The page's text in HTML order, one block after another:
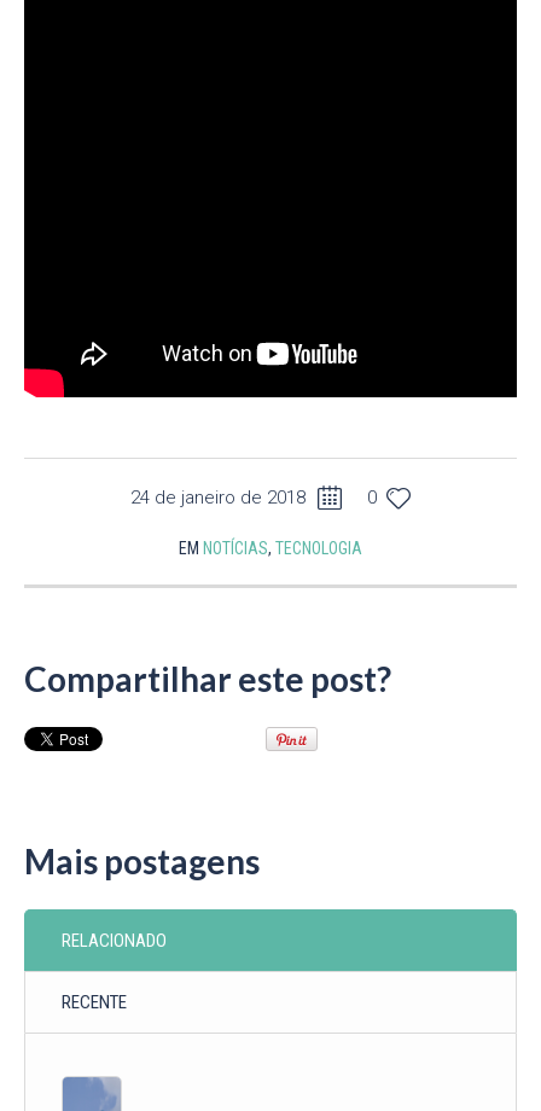
24 de janeiro de 2018 0
EM NOTÍCIAS, TECNOLOGIA
Compartilhar este post?
Mais postagens
RELACIONADO
RECENTE